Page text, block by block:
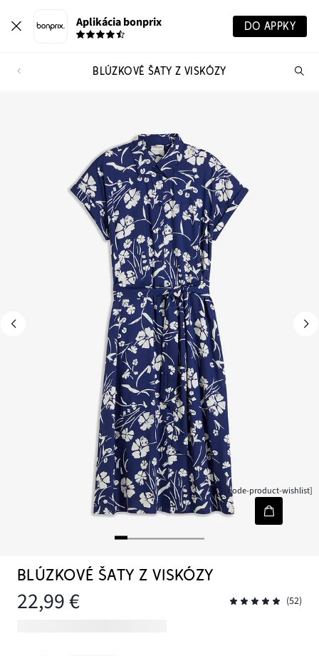
Aplikácia bonprix DO APPKY
BLÚZKOVÉ ŠATY Z VISKÓZY
[node-product-wishlist]
BLÚZKOVÉ ŠATY Z VISKÓZY
22,99 € (52)